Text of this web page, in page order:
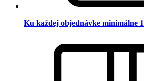
Ku každej objednávke minimálne